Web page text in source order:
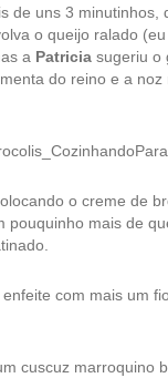
de uns 3 minutinhos,
o queijo ralado
a Patricia sugeriu o
do reino e a noz
o creme de
pouquinho mais de
com mais um
cuscuz marroquino